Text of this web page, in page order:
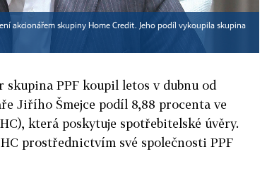
akcionářem skupiny Home Credit. Jeho podíl vykoupila skupina
PPF koupil letos v dubnu od
Jiřího Šmejce podíl 8,88 procenta ve
která poskytuje spotřebitelské úvěry.
prostřednictvím své společnosti PPF